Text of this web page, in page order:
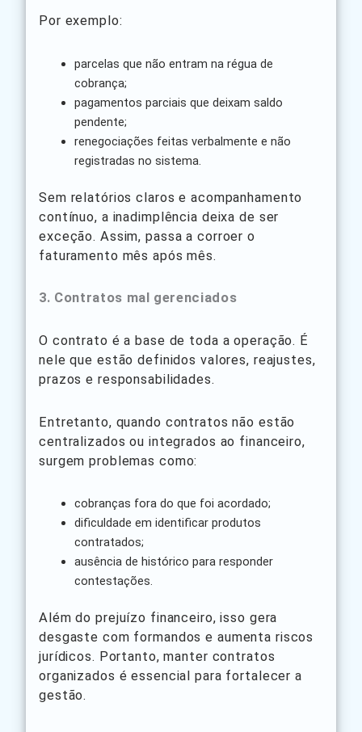
Por exemplo:
parcelas que não entram na régua de
cobrança;
pagamentos parciais que deixam saldo
pendente;
renegociações feitas verbalmente e não
registradas no sistema.
Sem relatórios claros e acompanhamento
contínuo, a inadimplência deixa de ser
exceção. Assim, passa a corroer o
faturamento mês após mês.
3. Contratos mal gerenciados
O contrato é a base de toda a operação. É
nele que estão definidos valores, reajustes,
prazos e responsabilidades.
Entretanto, quando contratos não estão
centralizados ou integrados ao financeiro,
surgem problemas como:
cobranças fora do que foi acordado;
dificuldade em identificar produtos
contratados;
ausência de histórico para responder
contestações.
Além do prejuízo financeiro, isso gera
desgaste com formandos e aumenta riscos
jurídicos. Portanto, manter contratos
organizados é essencial para fortalecer a
gestão.